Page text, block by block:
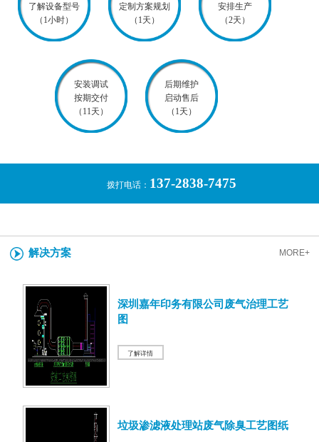
了解设备型号
（1小时）
定制方案规划
（1天）
安排生产
（2天）
安装调试
按期交付
（11天）
后期维护
启动售后
（1天）
拨打电话： 137-2838-7475
MORE+
解决方案
深圳嘉年印务有限公司废气治理工艺
图
了解详情
垃圾渗滤液处理站废气除臭工艺图纸